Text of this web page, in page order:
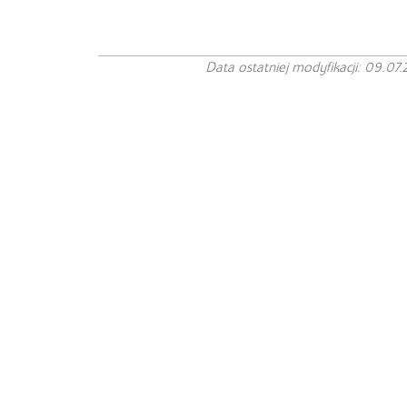
Data ostatniej modyfikacji: